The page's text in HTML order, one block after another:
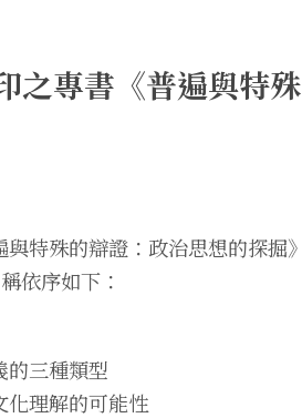
之專書《普遍與特
特殊的辯證：政治思想的探掘
依序如下：
三種類型
理解的可能性